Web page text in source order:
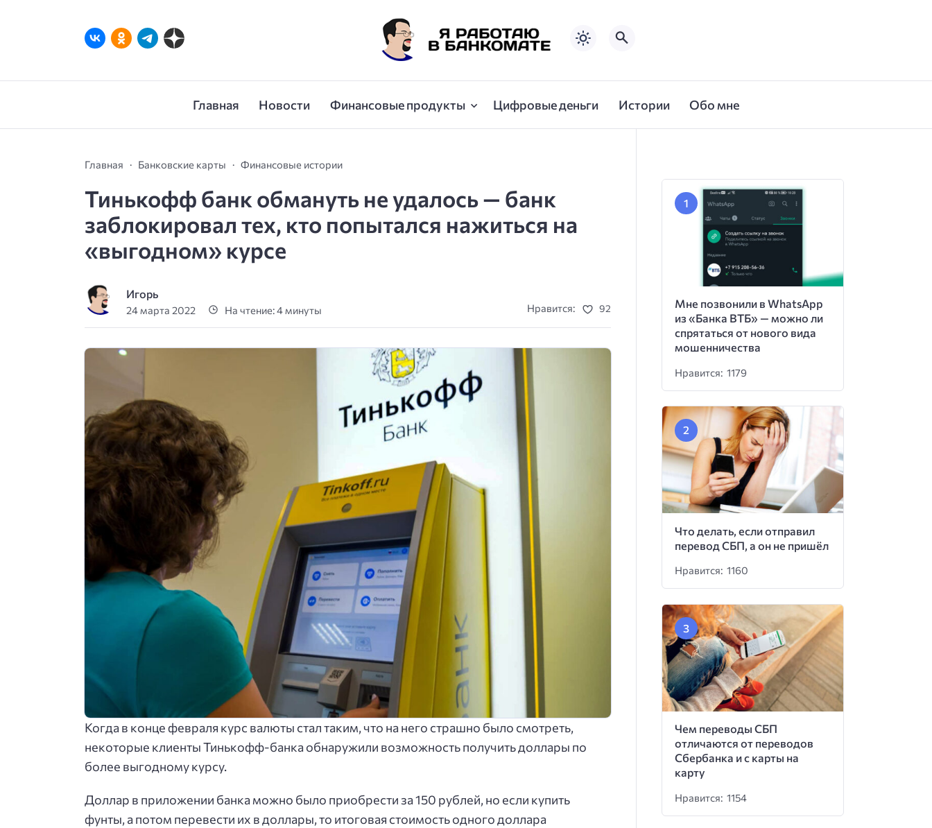
Главная Новости Финансовые продукты Цифровые деньги Истории Обо мне
Главная Банковские карты Финансовые истории
Тинькофф банк обмануть не удалось — банк
заблокировал тех, кто попытался нажиться на
«выгодном» курсе
Игорь
24 марта 2022 На чтение: 4 минуты Нравится: 92
Когда в конце февраля курс валюты стал таким, что на него страшно было смотреть,
некоторые клиенты Тинькофф-банка обнаружили возможность получить доллары по
более выгодному курсу.
Доллар в приложении банка можно было приобрести за 150 рублей, но если купить
фунты, а потом перевести их в доллары, то итоговая стоимость одного доллара
Мне позвонили в WhatsApp
из «Банка ВТБ» — можно ли
спрятаться от нового вида
мошенничества
Нравится: 1179
Что делать, если отправил
перевод СБП, а он не пришёл
Нравится: 1160
Чем переводы СБП
отличаются от переводов
Сбербанка и с карты на
карту
Нравится: 1154